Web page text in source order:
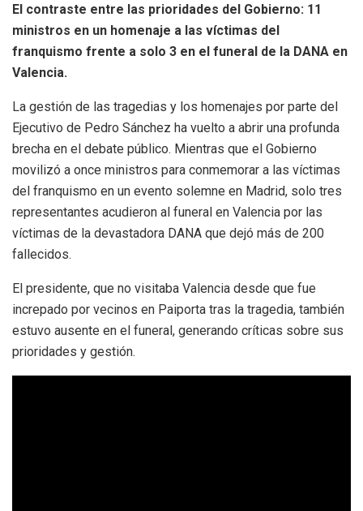
El contraste entre las prioridades del Gobierno: 11
ministros en un homenaje a las víctimas del
franquismo frente a solo 3 en el funeral de la DANA en
Valencia.
La gestión de las tragedias y los homenajes por parte del
Ejecutivo de Pedro Sánchez ha vuelto a abrir una profunda
brecha en el debate público. Mientras que el Gobierno
movilizó a once ministros para conmemorar a las víctimas
del franquismo en un evento solemne en Madrid, solo tres
representantes acudieron al funeral en Valencia por las
víctimas de la devastadora DANA que dejó más de 200
fallecidos.
El presidente, que no visitaba Valencia desde que fue
increpado por vecinos en Paiporta tras la tragedia, también
estuvo ausente en el funeral, generando críticas sobre sus
prioridades y gestión.